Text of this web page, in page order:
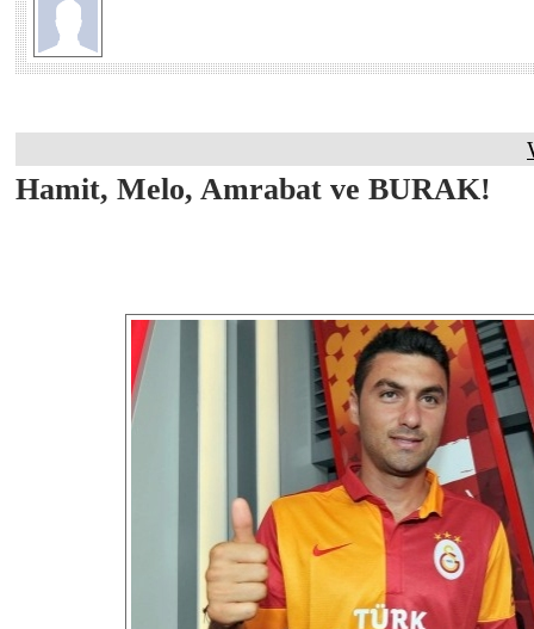
Hamit, Melo, Amrabat ve BURAK!